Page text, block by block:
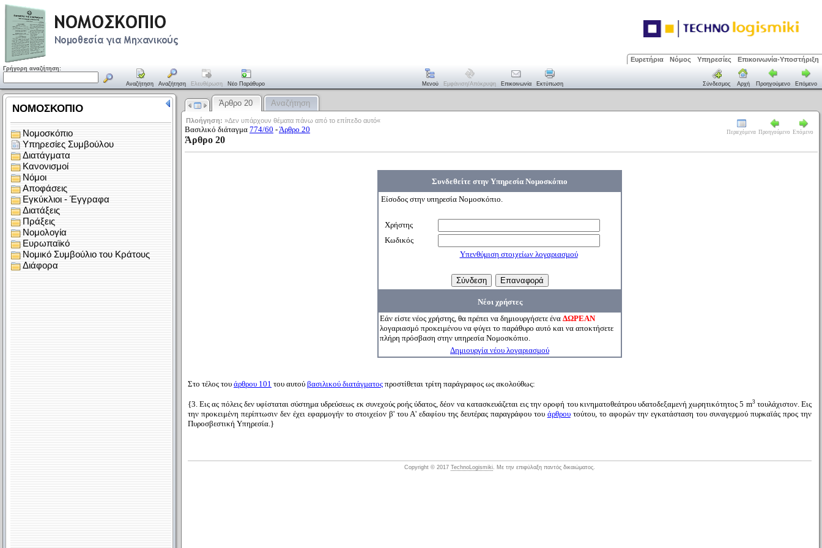
Ευρετήρια Νόμος Υπηρεσίες Επικοινωνία-Υποστήριξη
Γρήγορη αναζήτηση:
Αναζήτηση Αναζήτηση Ελευθέρωση Νέο Παράθυρο Μενού Εμφάνιση/απόκρυψη Επικοινωνία Εκτύπωση Σύνδεσμος Αρχή Προηγούμενο Επόμενο
Άρθρο 20 Αναζήτηση